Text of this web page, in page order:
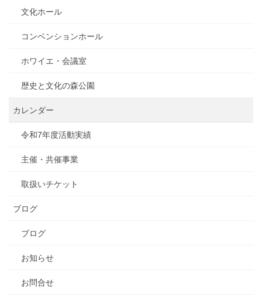
文化ホール
コンベンションホール
ホワイエ・会議室
歴史と文化の森公園
カレンダー
令和7年度活動実績
主催・共催事業
取扱いチケット
ブログ
ブログ
お知らせ
お問合せ